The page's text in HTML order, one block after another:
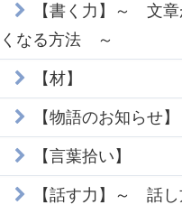
【書く力】～ 文章
くなる方法 ～
【材】
【物語のお知らせ】
【言葉拾い】
【話す力】～ 話し